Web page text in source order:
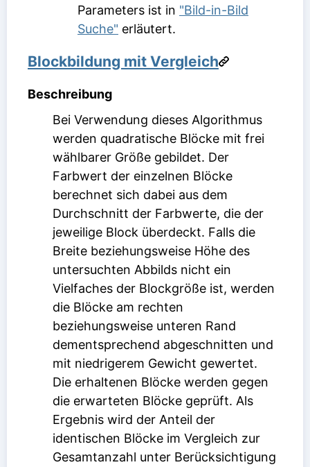
Parameters ist in "Bild-in-Bild
Suche" erläutert.
Blockbildung mit Vergleich
Beschreibung
Bei Verwendung dieses Algorithmus
werden quadratische Blöcke mit frei
wählbarer Größe gebildet. Der
Farbwert der einzelnen Blöcke
berechnet sich dabei aus dem
Durchschnitt der Farbwerte, die der
jeweilige Block überdeckt. Falls die
Breite beziehungsweise Höhe des
untersuchten Abbilds nicht ein
Vielfaches der Blockgröße ist, werden
die Blöcke am rechten
beziehungsweise unteren Rand
dementsprechend abgeschnitten und
mit niedrigerem Gewicht gewertet.
Die erhaltenen Blöcke werden gegen
die erwarteten Blöcke geprüft. Als
Ergebnis wird der Anteil der
identischen Blöcke im Vergleich zur
Gesamtanzahl unter Berücksichtigung